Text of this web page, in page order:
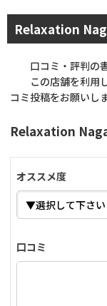
Relaxation
口コミ・評判の書
この店舗を利用し
コミ投稿をお願いし
Relaxation
オススメ度
口コミ